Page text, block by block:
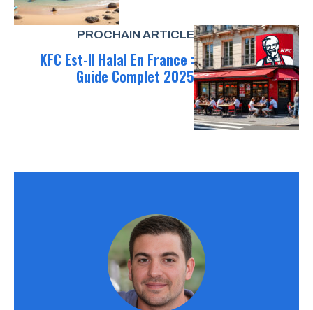
PROCHAIN ARTICLE
KFC Est-Il Halal En France :
Guide Complet 2025